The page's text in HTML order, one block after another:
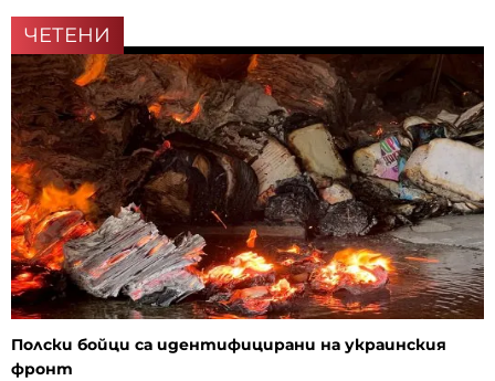
ЧЕТЕНИ
Полски бойци са идентифицирани на украинския
фронт